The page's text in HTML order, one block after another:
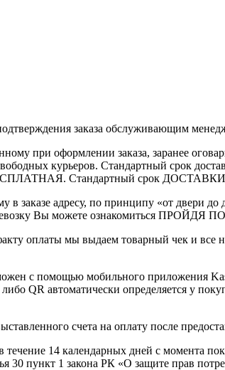
заказа обслуживающим
при оформлении заказа, заранее
курьеров. Стандартный срок
Стандартный срок ДОСТАВКИ
в заказе адресу, по принципу «от двери
Вы можете ознакомиться ПРОЙДЯ
оплаты мы выдаем товарный чек и все
с помощью мобильного приложения
QR автоматически определяется у
счета на оплату после
течение 14 календарных дней с момента
30 пункт 1 закона РК «О защите прав